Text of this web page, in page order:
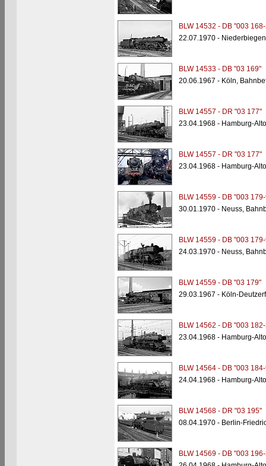
BLW 14532 - DB "003
22.07.1970 - Niederbiegen
BLW 14533 - DB "03 169"
20.06.1967 - Köln,
BLW 14557 - DR "03 177"
23.04.1968 - Hamburg-
BLW 14557 - DR "03 177"
23.04.1968 - Hamburg-
BLW 14559 - DB "003
30.01.1970 - Neuss,
BLW 14559 - DB "003
24.03.1970 - Neuss,
BLW 14559 - DB "03 179"
29.03.1967 - Köln-
BLW 14562 - DB "003
23.04.1968 - Hamburg-
BLW 14564 - DB "003
24.04.1968 - Hamburg-
BLW 14568 - DR "03 195"
08.04.1970 - Berlin-
BLW 14569 - DB "003